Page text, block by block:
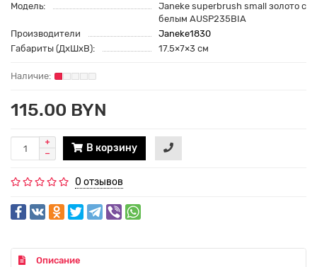
Модель:
Janeke superbrush small золото с
белым AUSP235BIA
Производители
Janeke1830
Габариты (ДхШхВ):
17.5×7×3 см
115.00 BYN
В корзину
0 отзывов
Описание